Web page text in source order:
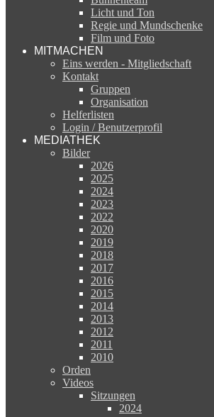
Licht und Ton
Regie und Mundschenke
Film und Foto
MITMACHEN
Eins werden - Mitgliedschaft
Kontakt
Gruppen
Organisation
Helferlisten
Login / Benutzerprofil
MEDIATHEK
Bilder
2026
2025
2024
2023
2022
2020
2019
2018
2017
2016
2015
2014
2013
2012
2011
2010
Orden
Videos
Sitzungen
2024